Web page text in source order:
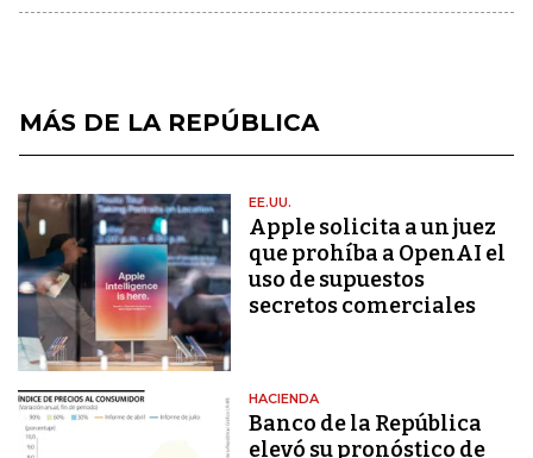
MÁS DE LA REPÚBLICA
EE.UU.
Apple solicita a un juez
que prohíba a OpenAI el
uso de supuestos
secretos comerciales
HACIENDA
Banco de la República
elevó su pronóstico de